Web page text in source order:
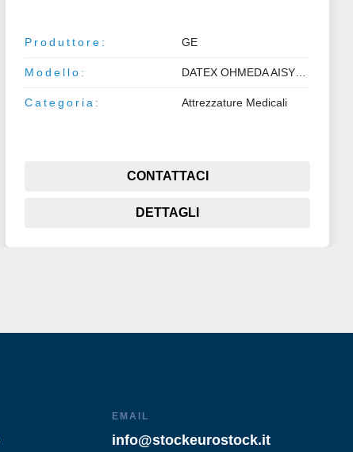
Produttore: GE
Modello:
Categoria: Attrezzature Medicali
CONTATTACI
DETTAGLI
EMAIL
info@stockeurostock.it